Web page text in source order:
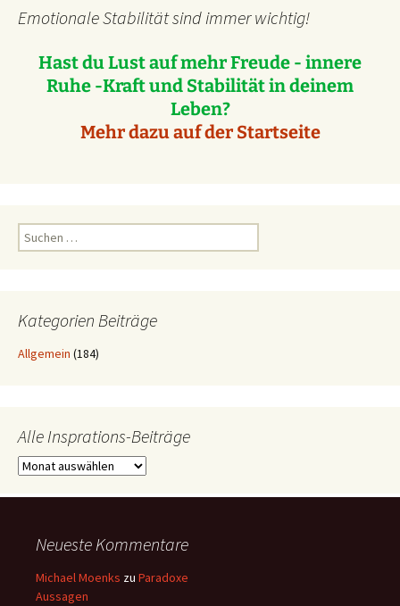
Emotionale Stabilität sind immer wichtig!
Hast du Lust auf mehr Freude - innere
Ruhe -Kraft und Stabilität in deinem
Leben?
Mehr dazu auf der Startseite
Suchen
nach:
Kategorien Beiträge
Allgemein (184)
Alle Insprations-Beiträge
Alle
Beiträge
Neueste Kommentare
Michael Moenks zu Paradoxe
Aussagen